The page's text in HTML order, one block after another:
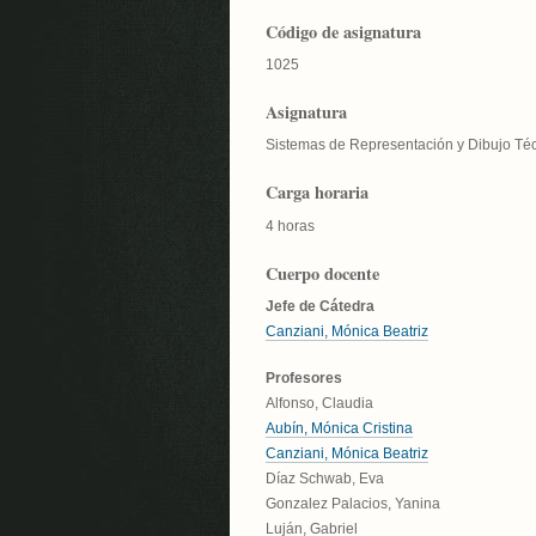
Código de asignatura
1025
Asignatura
Sistemas de Representación y Dibujo
Carga horaria
4 horas
Cuerpo docente
Jefe de Cátedra
Canziani, Mónica Beatriz
Profesores
Alfonso, Claudia
Aubín, Mónica Cristina
Canziani, Mónica Beatriz
Díaz Schwab, Eva
Gonzalez Palacios, Yanina
Luján, Gabriel